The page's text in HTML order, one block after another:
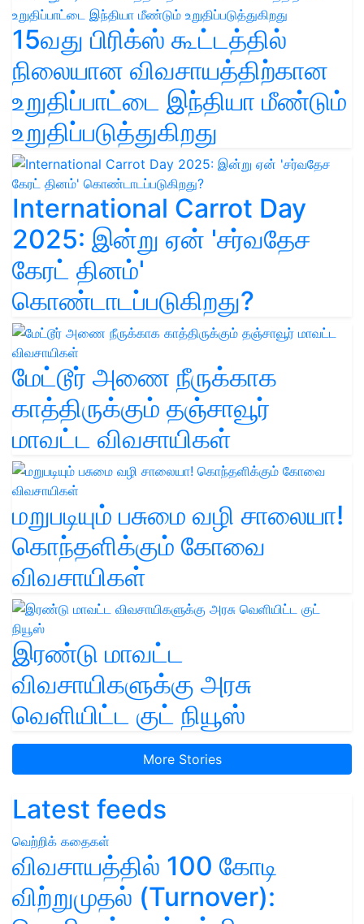
15வது பிரிக்ஸ் கூட்டத்தில்
நிலையான விவசாயத்திற்கான
உறுதிப்பாட்டை இந்தியா மீண்டும்
உறுதிப்படுத்துகிறது
International Carrot Day
2025: இன்று ஏன் 'சர்வதேச
கேரட் தினம்'
கொண்டாடப்படுகிறது?
மேட்டூர் அணை நீருக்காக
காத்திருக்கும் தஞ்சாவூர்
மாவட்ட விவசாயிகள்
மறுபடியும் பசுமை வழி சாலையா!
கொந்தளிக்கும் கோவை
விவசாயிகள்
இரண்டு மாவட்ட
விவசாயிகளுக்கு அரசு
வெளியிட்ட குட் நியூஸ்
More Stories
Latest feeds
வெற்றிக் கதைகள்
விவசாயத்தில் 100 கோடி
விற்றுமுதல் (Turnover):